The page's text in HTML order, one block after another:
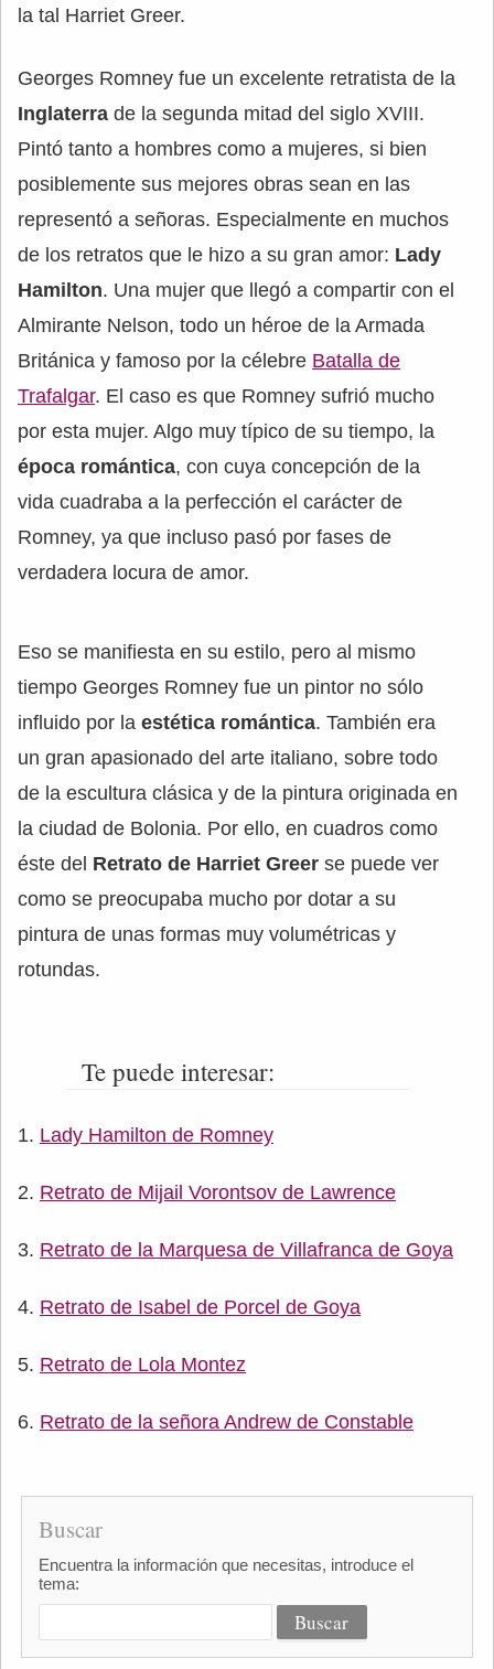
la tal Harriet Greer.
Georges Romney fue un excelente retratista de la
Inglaterra de la segunda mitad del siglo XVIII.
Pintó tanto a hombres como a mujeres, si bien
posiblemente sus mejores obras sean en las
representó a señoras. Especialmente en muchos
de los retratos que le hizo a su gran amor: Lady
Hamilton. Una mujer que llegó a compartir con el
Almirante Nelson, todo un héroe de la Armada
Británica y famoso por la célebre Batalla de
Trafalgar. El caso es que Romney sufrió mucho
por esta mujer. Algo muy típico de su tiempo, la
época romántica, con cuya concepción de la
vida cuadraba a la perfección el carácter de
Romney, ya que incluso pasó por fases de
verdadera locura de amor.
Eso se manifiesta en su estilo, pero al mismo
tiempo Georges Romney fue un pintor no sólo
influido por la estética romántica. También era
un gran apasionado del arte italiano, sobre todo
de la escultura clásica y de la pintura originada en
la ciudad de Bolonia. Por ello, en cuadros como
éste del Retrato de Harriet Greer se puede ver
como se preocupaba mucho por dotar a su
pintura de unas formas muy volumétricas y
rotundas.
Te puede interesar:
Lady Hamilton de Romney
Retrato de Mijail Vorontsov de Lawrence
Retrato de la Marquesa de Villafranca de Goya
Retrato de Isabel de Porcel de Goya
Retrato de Lola Montez
Retrato de la señora Andrew de Constable
Buscar
Encuentra la información que necesitas, introduce el
tema: